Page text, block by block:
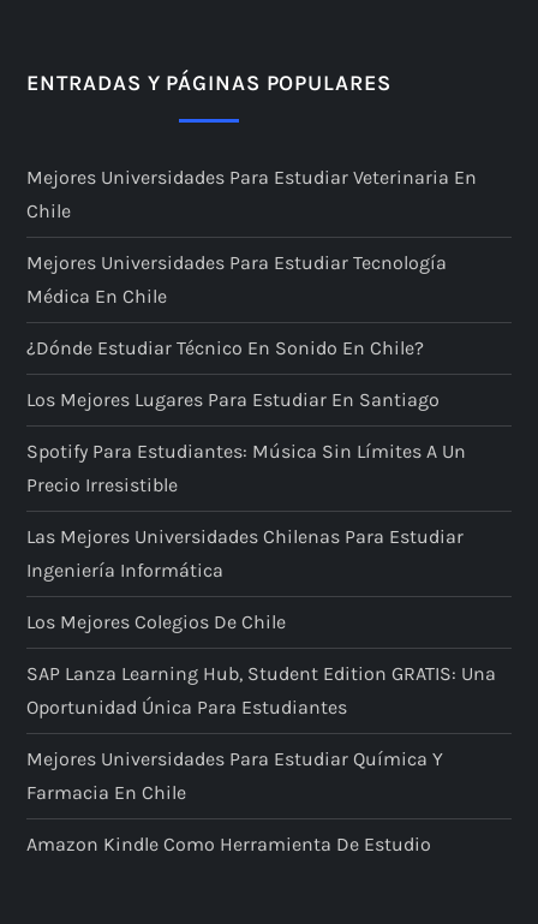
ENTRADAS Y PÁGINAS POPULARES
Mejores Universidades Para Estudiar Veterinaria En
Chile
Mejores Universidades Para Estudiar Tecnología
Médica En Chile
¿Dónde Estudiar Técnico En Sonido En Chile?
Los Mejores Lugares Para Estudiar En Santiago
Spotify Para Estudiantes: Música Sin Límites A Un
Precio Irresistible
Las Mejores Universidades Chilenas Para Estudiar
Ingeniería Informática
Los Mejores Colegios De Chile
SAP Lanza Learning Hub, Student Edition GRATIS: Una
Oportunidad Única Para Estudiantes
Mejores Universidades Para Estudiar Química Y
Farmacia En Chile
Amazon Kindle Como Herramienta De Estudio